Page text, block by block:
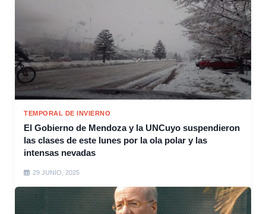
TEMPORAL DE INVIERNO
El Gobierno de Mendoza y la UNCuyo suspendieron
las clases de este lunes por la ola polar y las
intensas nevadas
29 JUNIO, 2025